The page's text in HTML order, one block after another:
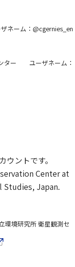
ネーム：@cgernies_en
開きます）
ンター ユーザネーム：
インドウで開きます）
ドウで開きます）
ントです。
Center at
Japan.
境研究所 衛星観測セ
ウインドウで開きます）
ドウで開きます）